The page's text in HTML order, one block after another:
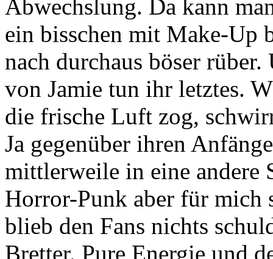
Abwechslung. Da kann
ein bisschen mit Make-Up
nach durchaus böser
von Jamie tun ihr letztes.
die frische Luft zog,
Ja gegenüber ihren
mittlerweile in eine andere
Horror-Punk aber für
blieb den Fans nichts
Bretter. Pure Energie und